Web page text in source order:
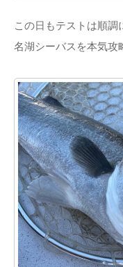
この日もテストは順
名湖シーバスを本気攻